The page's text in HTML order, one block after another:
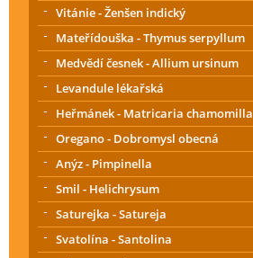
Vitánie - Ženšen indický
Mateřídouška - Thymus serpyllum
Medvědí česnek - Allium ursinum
Levandule lékařská
Heřmánek - Matricaria chamomilla
Oregano - Dobromysl obecná
Anýz - Pimpinella
Smil - Helichrysum
Saturejka - Satureja
Svatolína - Santolina